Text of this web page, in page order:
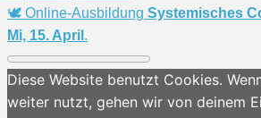
🕊 Online-Ausbildung Systemisches
Mi, 15. April .
Diese Website benutzt Cookies.
weiter nutzt, gehen wir von deinem